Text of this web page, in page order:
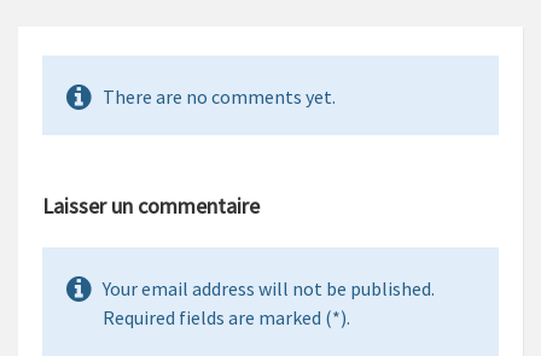
There are no comments yet.
Laisser un commentaire
Your email address will not be published.
Required fields are marked (*).